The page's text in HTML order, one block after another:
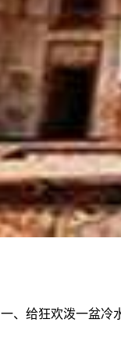
一、给狂欢泼一盆冷